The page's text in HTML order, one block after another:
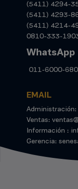
(5411) 4294-
(5411) 4293-
(5411) 4214-
0810-333-
WhatsApp
011-6000-
EMAIL
Administración:
Ventas:
Información :
Gerencia: